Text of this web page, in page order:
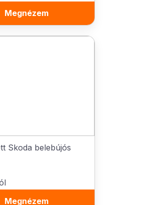
Megnézem
Skoda belebújós
Megnézem